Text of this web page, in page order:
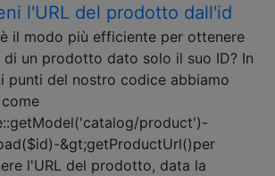
l'URL del prodotto dall'id
il modo più efficiente per ottenere
di un prodotto dato solo il suo ID? In
punti del nostro codice abbiamo
product')-
&gt;getProductUrl()per
l'URL del prodotto, data la